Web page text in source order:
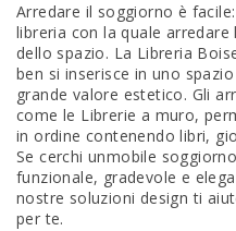
Arredare il soggiorno è
libreria con la quale
dello spazio. La Libreria
ben si inserisce in uno
grande valore estetico. Gli
come le Librerie a muro,
in ordine contenendo libri,
Se cerchi unmobile
funzionale, gradevole e
nostre soluzioni design ti
per te.